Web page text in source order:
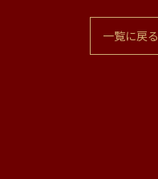
一覧に戻る